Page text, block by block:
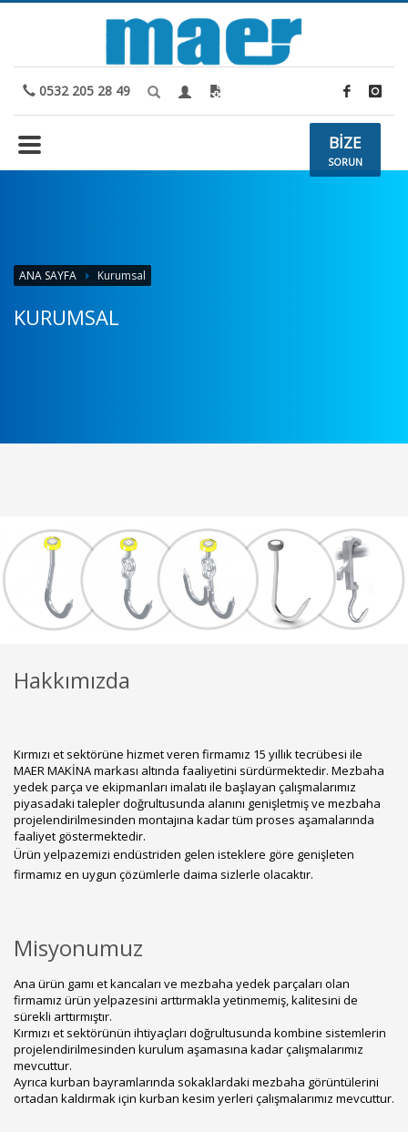
0532 205 28 49
BİZE
SORUN
ANA SAYFA Kurumsal
KURUMSAL
Hakkımızda
Kırmızı et sektörüne hizmet veren firmamız 15 yıllık tecrübesi ile
MAER MAKİNA markası altında faaliyetini sürdürmektedir. Mezbaha
yedek parça ve ekipmanları imalatı ile başlayan çalışmalarımız
piyasadaki talepler doğrultusunda alanını genişletmiş ve mezbaha
projelendirilmesinden montajına kadar tüm proses aşamalarında
faaliyet göstermektedir.
Ürün yelpazemizi endüstriden gelen isteklere göre genişleten
firmamız en uygun çözümlerle daima sizlerle olacaktır.
Misyonumuz
Ana ürün gamı et kancaları ve mezbaha yedek parçaları olan
firmamız ürün yelpazesini arttırmakla yetinmemiş, kalitesini de
sürekli arttırmıştır.
Kırmızı et sektörünün ihtiyaçları doğrultusunda kombine sistemlerin
projelendirilmesinden kurulum aşamasına kadar çalışmalarımız
mevcuttur.
Ayrıca kurban bayramlarında sokaklardaki mezbaha görüntülerini
ortadan kaldırmak için kurban kesim yerleri çalışmalarımız mevcuttur.